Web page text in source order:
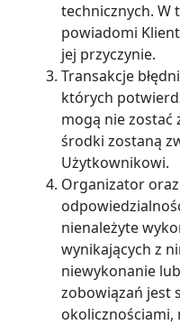
technicznych. W
powiadomi
jej przyczynie.
Transakcje
których
mogą nie zostać
środki zostaną
Użytkownikowi.
Organizator
nienależyte
wynikających z
niewykonanie
zobowiązań jest
okolicznościami,